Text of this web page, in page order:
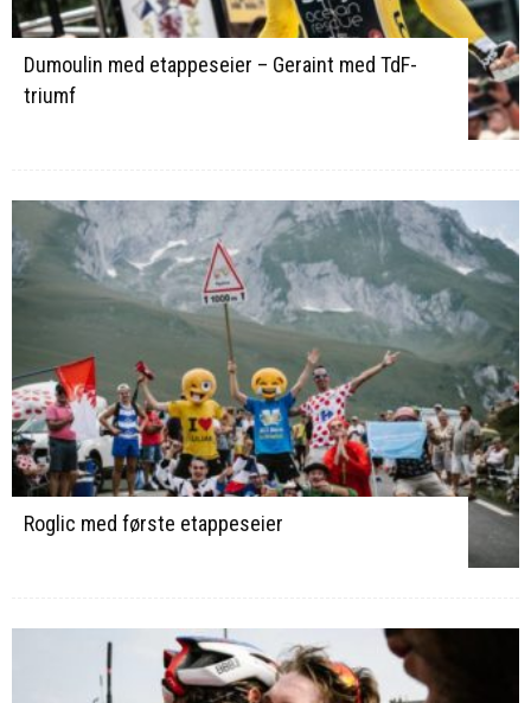
Dumoulin med etappeseier – Geraint med TdF-
triumf
Roglic med første etappeseier